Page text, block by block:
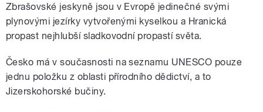
Zbrašovské jeskyně jsou v Evropě jedinečné svými
plynovými jezírky vytvořenými kyselkou a Hranická
propast nejhlubší sladkovodní propastí světa.
Česko má v současnosti na seznamu UNESCO pouze
jednu položku z oblasti přírodního dědictví, a to
Jizerskohorské bučiny.